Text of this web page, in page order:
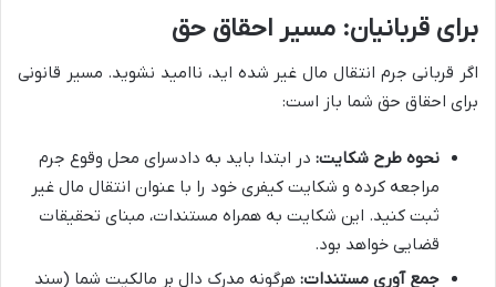
برای قربانیان: مسیر احقاق حق
اگر قربانی جرم انتقال مال غیر شده اید، ناامید نشوید. مسیر قانونی
برای احقاق حق شما باز است:
نحوه طرح شکایت: در ابتدا باید به دادسرای محل وقوع جرم
مراجعه کرده و شکایت کیفری خود را با عنوان انتقال مال غیر
ثبت کنید. این شکایت به همراه مستندات، مبنای تحقیقات
قضایی خواهد بود.
جمع آوری مستندات: هرگونه مدرک دال بر مالکیت شما (سند